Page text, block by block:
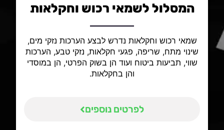
המסלול לשמאי רכוש וחקלאות
שמאי רכוש וחקלאות נדרש לבצע הערכות נזקי מים,
שינוי מתח, שריפה, פגעי חקלאות, נזקי טבע, הערכות
שווי, תביעות ביטוח ועוד הן בשוק הפרטי, הן במוסדי
והן בחקלאות.
לפרטים נוספים